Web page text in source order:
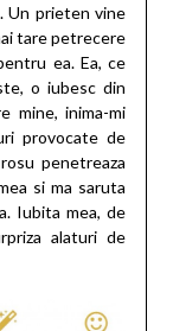
Un prieten vine
tare petrecere
ea. Ea, ce
o iubesc din
mine, inima-mi
provocate de
penetreaza
si ma saruta
Iubita mea, de
alaturi de